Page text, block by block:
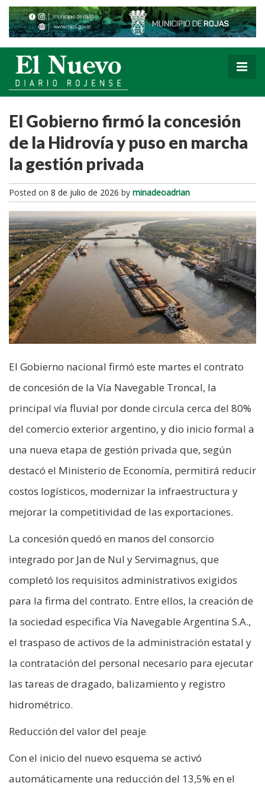
El Gobierno firmó la concesión
de la Hidrovía y puso en marcha
la gestión privada
Posted on 8 de julio de 2026 by minadeoadrian
El Gobierno nacional firmó este martes el contrato
de concesión de la Vía Navegable Troncal, la
principal vía fluvial por donde circula cerca del 80%
del comercio exterior argentino, y dio inicio formal a
una nueva etapa de gestión privada que, según
destacó el Ministerio de Economía, permitirá reducir
costos logísticos, modernizar la infraestructura y
mejorar la competitividad de las exportaciones.
La concesión quedó en manos del consorcio
integrado por Jan de Nul y Servimagnus, que
completó los requisitos administrativos exigidos
para la firma del contrato. Entre ellos, la creación de
la sociedad específica Vía Navegable Argentina S.A.,
el traspaso de activos de la administración estatal y
la contratación del personal necesario para ejecutar
las tareas de dragado, balizamiento y registro
hidrométrico.
Reducción del valor del peaje
Con el inicio del nuevo esquema se activó
automáticamente una reducción del 13,5% en el